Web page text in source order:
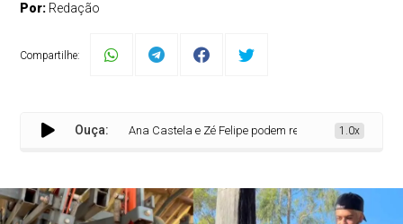
Por: Redação
Compartilhe:
Ouça:Ana Castela e Zé Felipe podem reatar? Convivência na
1.0x